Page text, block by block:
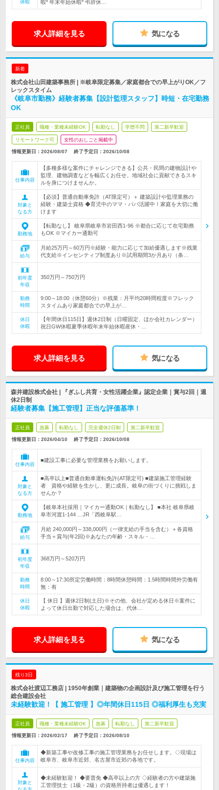
休暇
暇* 年末年始休暇* 弔辞休…
求人詳細を見る 気になる
新着
株式会社山田建築事務所 | ※岐阜限定募集／家庭都合での早上がりOK／フ
レックスタイム
《岐阜市勤務》経験者募集【設計監理スタッフ】時短・在宅勤務
OK
正社員 職種・業種未経験OK 転勤なし 学歴不問 第二新卒歓迎
リモートワーク可 女性のおしごと掲載中
情報更新日：2026/08/07 終了予定日： 2026/10/08
仕事内容
【多種多様な案件にチャレンジできる】公共・民間の建物設計や
監理、建物調査などを幅広くお任せ。地域社会に貢献できるスキ
ルを身につけませんか。
対象と
なる方
【必須】普通自動車免許（AT限定可）＋ 建築設計や監理業務の
経験・建築士資格 ◆育児中のママ・パパ活躍中！家庭を大切に働
けます
勤務地
【転勤なし】 岐阜県岐阜市岩田西1-96 ※都合に応じて在宅勤務
もOK ※マイカー通勤可
給与
月給25万円～60万円※経験・能力に応じて加給優遇します※残業
代支給※インセンティブ制度あり※試用期間3か月あり（条…
初年度
年収
350万円～750万円
勤務
時間
9:00～18:00（休憩60分）※残業：月平均20時間程度※フレック
スタイムあり家庭都合での早上が…
休日
休暇
【年間休日115日】週休2日制（日曜固定、ほか会社カレンダー）
祝日GW休暇夏季休暇年末年始休暇産休・…
求人詳細を見る 気になる
森井建設株式会社 | 『ぎふし共育・女性活躍企業』認定企業｜賞与2回｜週
休2日制
経験者募集【施工管理】正当な評価基準！
正社員 急募 転勤なし 完全週休2日制 第二新卒歓迎
情報更新日：2026/04/10 終了予定日： 2026/10/08
仕事内容
■建設工事に必要な管理業務をお願いします。
対象と
なる方
■高卒以上■普通自動車運転免許(AT限定可) ■建築施工管理経験
者 資格や経験を生かし、更に成長。岐阜の街づくりに挑戦しま
せんか？
勤務地
【岐阜本社採用｜マイカー通勤OK｜転勤なし】 ■本社 岐阜県岐
阜市河渡1-144 …JR「西岐阜駅…
給与
月給 240,000円～338,000円（一律支給の手当を含む）＋各資格
手当＋賞与(年2回)※あなたの年齢・スキル・…
初年度
年収
368万円～520万円
勤務
時間
8:00～17:30所定労働時間：8時間休憩時間：1.5時間時間外労働有
無：有
休日
休暇
【 休日 】週休2日制(土日)※その他、会社が定める休日※案件に
よって休日出勤で対応した場合は、代休…
求人詳細を見る 気になる
残り3日
株式会社渡辺工務店 | 1950年創業｜建築物の企画設計及び施工管理を行う
総合建設会社
未経験歓迎！【 施工管理 】◎年間休日115日 ◎福利厚生も充実
正社員 職種・業種未経験OK 急募 転勤なし 第二新卒歓迎
情報更新日：2026/02/17 終了予定日： 2026/08/10
仕事内容
◆新築工事や改修工事の施工管理業務をお任せします。◇現場は
岐阜市、岐阜市近郊、名古屋市近郊の各地です。
対象と
◆未経験歓迎！ ◆要普免 ◆高卒以上の方 ◇経験者の方や建築施
工管理技士（1級・2級）の資格所持者は優遇します！